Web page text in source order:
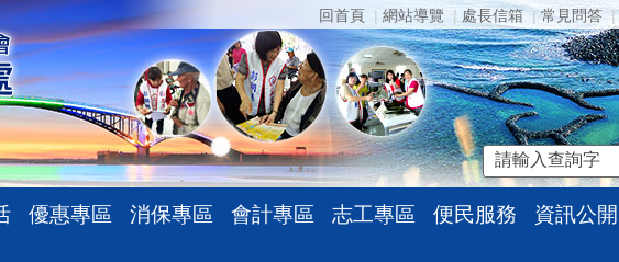
回首頁 網站導覽 處長信箱 常見問答
優惠專區 消保專區 會計專區 志工專區 便民服務 資訊公開